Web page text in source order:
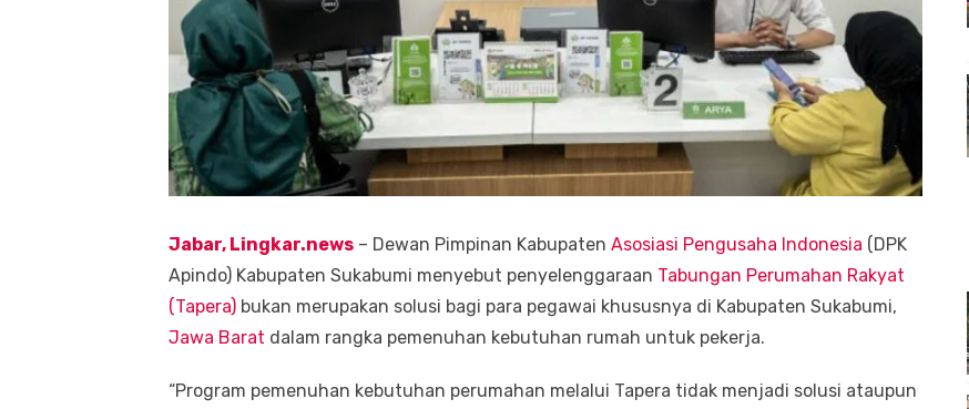
Jabar, Lingkar.news – Dewan Pimpinan Kabupaten Asosiasi Pengusaha Indonesia (DPK
Apindo) Kabupaten Sukabumi menyebut penyelenggaraan Tabungan Perumahan Rakyat
(Tapera) bukan merupakan solusi bagi para pegawai khususnya di Kabupaten Sukabumi,
Jawa Barat dalam rangka pemenuhan kebutuhan rumah untuk pekerja.
“Program pemenuhan kebutuhan perumahan melalui Tapera tidak menjadi solusi ataupun